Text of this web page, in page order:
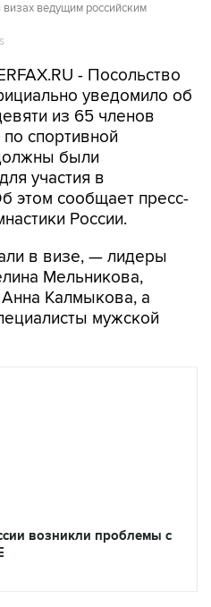
ведущим российским
- Посольство
уведомило об
из 65 членов
спортивной
были
участия в
этом сообщает пресс-
России.
в визе, — лидеры
Мельникова,
Калмыкова, а
мужской
возникли проблемы с